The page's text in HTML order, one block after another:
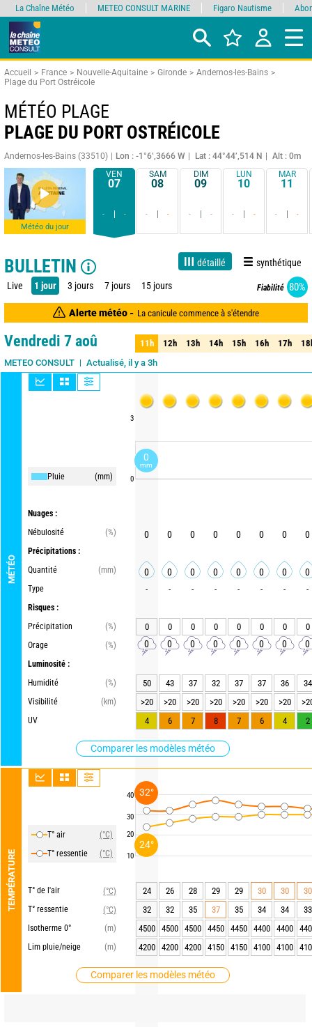
Accueil France Nouvelle-Aquitaine Gironde
Andernos-les-Bains
Plage du Port Ostréicole
MÉTÉO PLAGE
PLAGE DU PORT OSTRÉICOLE
Andernos-les-Bains (33510) Lon : -1°6’,3666 W Lat : 44°44’,514 N Alt : 0m
Météo du jour
VEN
07
- -
SAM
08
- -
DIM
09
- -
LUN
10
- -
MAR
11
- -
BULLETIN détaillé synthétique
Live 1 jour 3 jours 7 jours 15 jours Fiabilité 80%
Alerte météo - La canicule commence à s'étendre
Vendredi 7 aoû
METEO CONSULT Actualisé, il y a 3h
MÉTÉO
Pluie (mm)
Nuages :
Nébulosité
(%)
Précipitations :
Quantité
(mm)
Type
Risques :
Précipitation
(%)
Orage
(%)
Luminosité :
Humidité
(%)
Visibilité
(km)
UV
Comparer les modèles météo
TEMPÉRATURE
T° air
(°C)
T° ressentie
(°C)
T° de l'air
(°C)
T° ressentie
(°C)
Isotherme 0°
(m)
Lim pluie/neige
(m)
Comparer les modèles météo
3
0
40
30
20
10
11h 12h 13h 14h 15h 16h 17h
11h 12h 13h 14h 15h 16h 17h
0 0 0 0 0 0 0 0
0 0 0 0 0 0 0 0
- - - - - - - -
0 0 0 0 0 0 0 0
0 0 0 0 0 0 0 0
50 43 37 32 37 37 36
34
>20
>20 >20 >20 >20 >20 >20
4
6 7 8 7 6 4 2
24 26 28 29 29 30 30
30
32
32 35 37 35 34 34
33
4500
4500 4500 4450 4450 4400 4400
4200
4200 4200 4150 4150 4100 4100
La Chaîne Météo METEO CONSULT MARINE Figaro Nautisme
0
mm
24°
32°